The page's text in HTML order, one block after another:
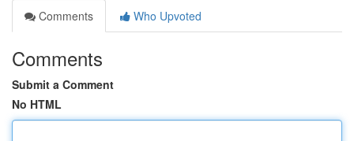
Comments
Who Upvoted
Comments
Submit a Comment
No HTML